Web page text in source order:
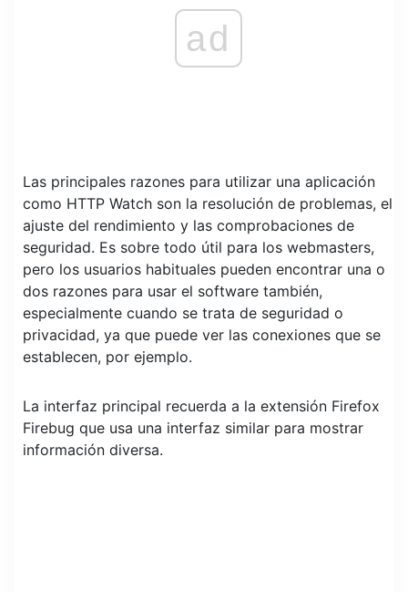
ad
Las principales razones para utilizar una aplicación
como HTTP Watch son la resolución de problemas, el
ajuste del rendimiento y las comprobaciones de
seguridad. Es sobre todo útil para los webmasters,
pero los usuarios habituales pueden encontrar una o
dos razones para usar el software también,
especialmente cuando se trata de seguridad o
privacidad, ya que puede ver las conexiones que se
establecen, por ejemplo.
La interfaz principal recuerda a la extensión Firefox
Firebug que usa una interfaz similar para mostrar
información diversa.